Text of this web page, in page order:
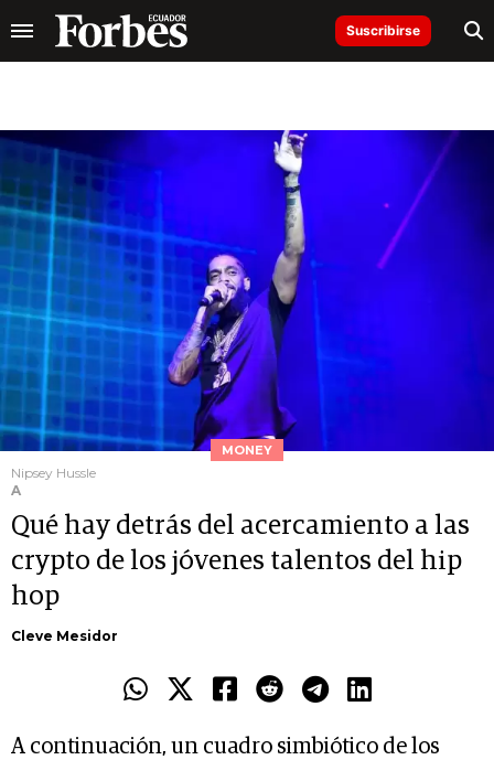
Suscribirse
MONEY
Nipsey Hussle
A
Qué hay detrás del acercamiento a las
crypto de los jóvenes talentos del hip
hop
Cleve Mesidor
A continuación, un cuadro simbiótico de los